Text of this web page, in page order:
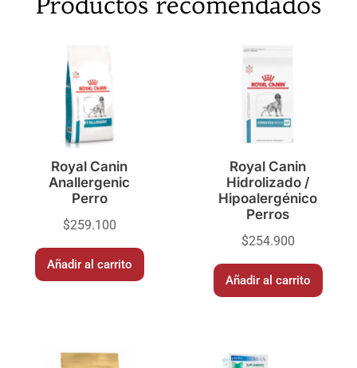
Royal Canin
Anallergenic
Perro
$259.100
Añadir al carrito
Royal Canin
Hidrolizado /
Hipoalergénico
Perros
$254.900
Añadir al carrito